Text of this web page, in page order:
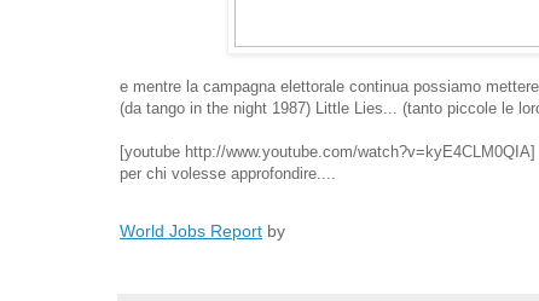
e mentre la campagna elettorale continua possiamo
(da tango in the night 1987) Little Lies... (tanto piccole le
[youtube http://www.youtube.com/watch?v=kyE4CLM0QIA]
per chi volesse approfondire....
World Jobs Report by